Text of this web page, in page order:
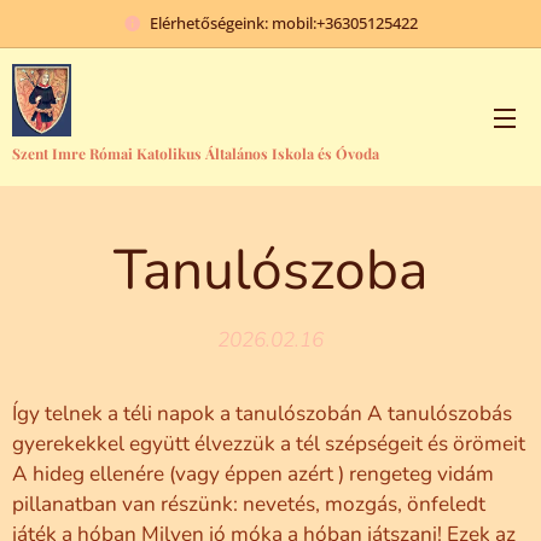
Elérhetőségeink: mobil:+36305125422
Szent Imre Római Katolikus Általános Iskola és Óvoda
Tanulószoba
2026.02.16
Így telnek a téli napok a tanulószobán A tanulószobás
gyerekekkel együtt élvezzük a tél szépségeit és örömeit
A hideg ellenére (vagy éppen azért ) rengeteg vidám
pillanatban van részünk: nevetés, mozgás, önfeledt
játék a hóban Milyen jó móka a hóban játszani! Ezek az